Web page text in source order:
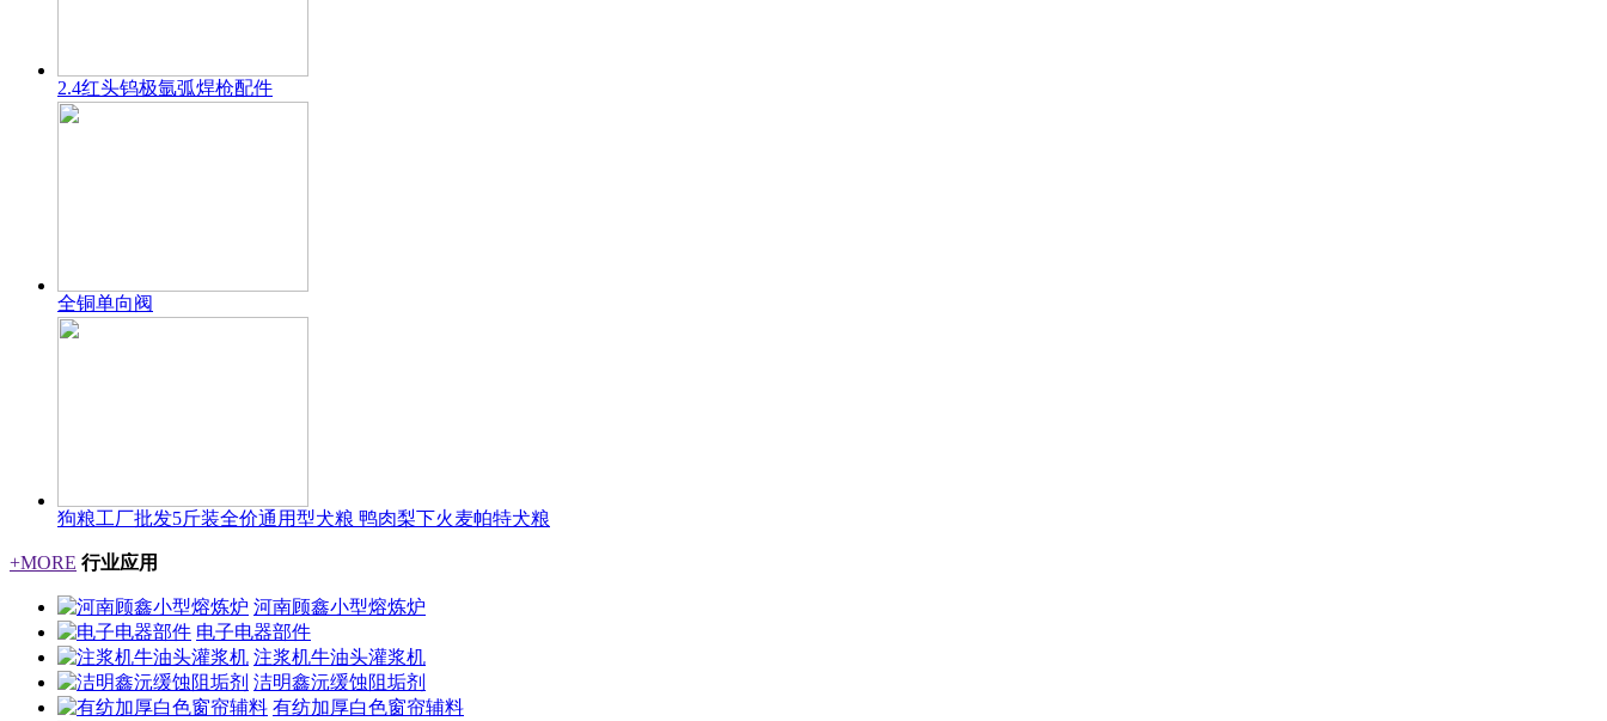
2.4红头钨极氩弧焊枪配件
全铜单向阀
狗粮工厂批发5斤装全价通用型犬粮 鸭肉梨下火麦帕特犬粮
+MORE 行业应用
河南顾鑫小型熔炼炉
电子电器部件
注浆机牛油头灌浆机
洁明鑫沅缓蚀阻垢剂
有纺加厚白色窗帘辅料